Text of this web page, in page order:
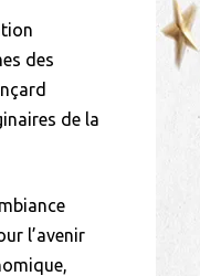
des
de la
l’avenir